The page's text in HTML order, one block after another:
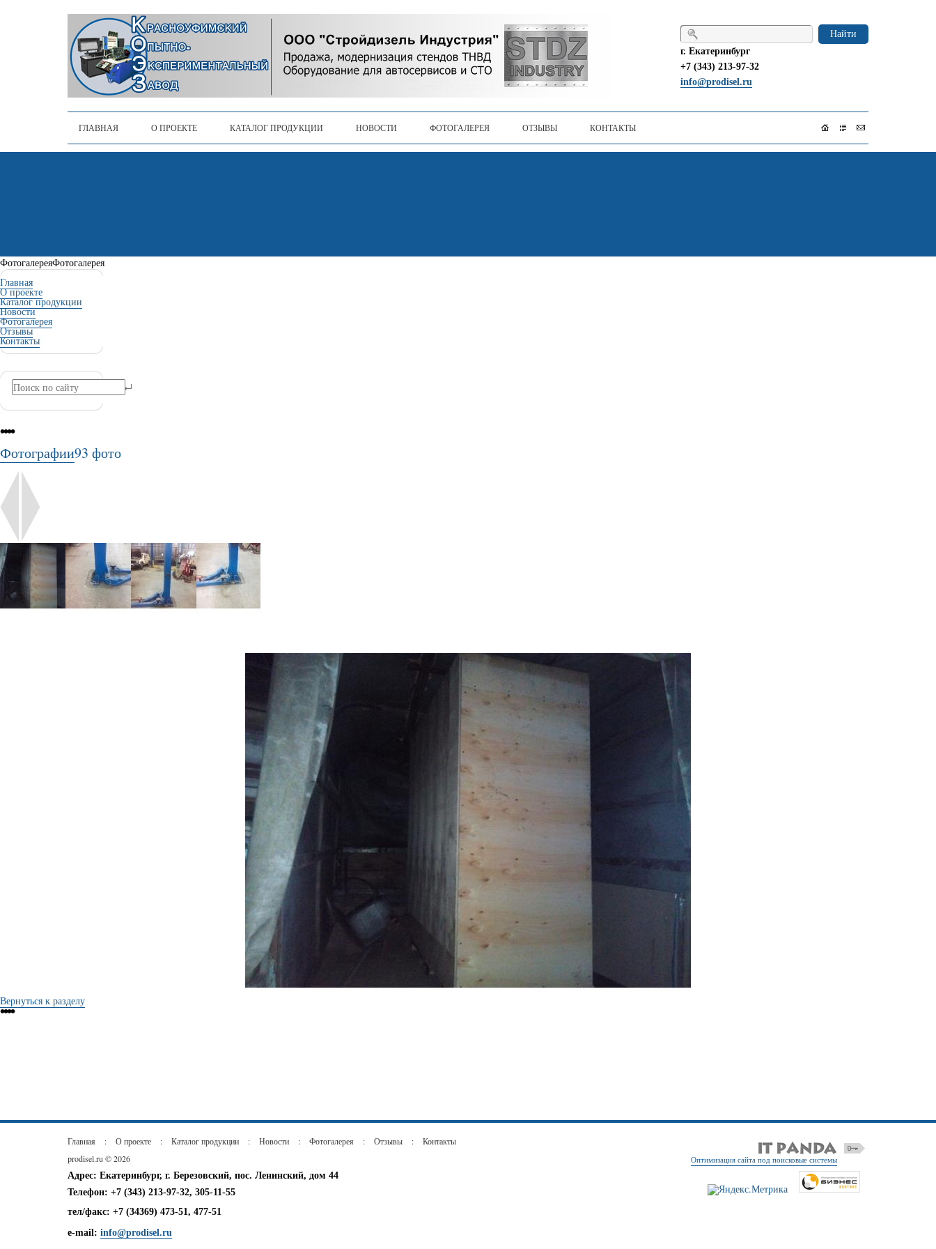
Найти
г. Екатеринбург
+7 (343) 213-97-32
info@prodisel.ru
ГЛАВНАЯ О ПРОЕКТЕ КАТАЛОГ ПРОДУКЦИИ НОВОСТИ ФОТОГАЛЕРЕЯ ОТЗЫВЫ КОНТАКТЫ
ФотогалереяФотогалерея
Главная
О проекте
Каталог продукции
Новости
Фотогалерея
Отзывы
Контакты
••••
Фотографии93 фото
Вернуться к разделу
••••
Главная : О проекте : Каталог продукции : Новости : Фотогалерея : Отзывы :
Контакты
prodisel.ru © 2026
Адрес: Екатеринбург, г. Березовский, пос. Ленинский, дом 44
Телефон: +7 (343) 213-97-32, 305-11-55
тел/факс: +7 (34369) 473-51, 477-51
e-mail: info@prodisel.ru
Оптимизация сайта под поисковые системы